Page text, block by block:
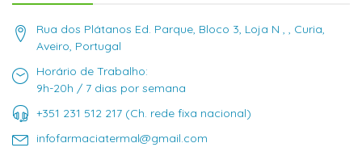
Rua dos Plátanos Ed. Parque, Bloco 3, Loja N , , Curia,
Aveiro, Portugal
Horário de Trabalho:
9h-20h / 7 dias por semana
+351 231 512 217 (Ch. rede fixa nacional)
infofarmaciatermal@gmail.com